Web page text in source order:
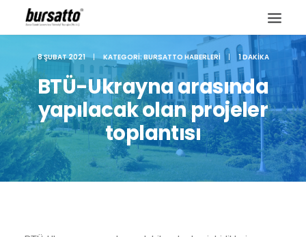
8 ŞUBAT 2021 | KATEGORI:BURSATTO HABERLERI | 1 DAKIKA
BTÜ-Ukrayna arasında
yapılacak olan projeler
toplantısı